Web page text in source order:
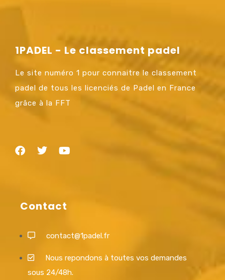
1PADEL - Le classement padel
Le site numéro 1 pour connaitre le classement
padel de tous les licenciés de Padel en France
grâce à la FFT
Contact
contact@1padel.fr
Nous repondons à toutes vos demandes
sous 24/48h.